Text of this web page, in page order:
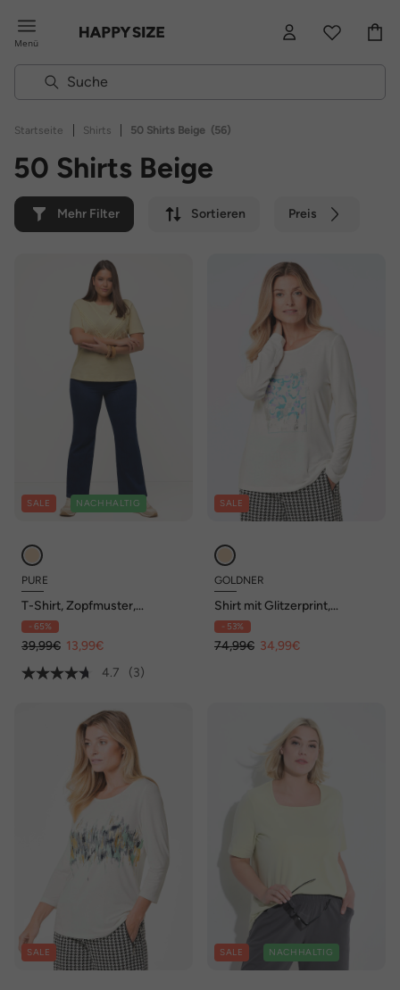
Menü
Startseite | Shirts | 50 Shirts Beige (56)
50 Shirts Beige
Mehr Filter Sortieren Preis
SALE NACHHALTIG
PURE
T-Shirt, Zopfmuster,
Rundhals, Halbarm,
Biobaumwolle
- 65%
39,99€ 13,99€
4.7
(3)
SALE
GOLDNER
Shirt mit Glitzerprint,
Rundhals
- 53%
74,99€ 34,99€
SALE SALE NACHHALTIG